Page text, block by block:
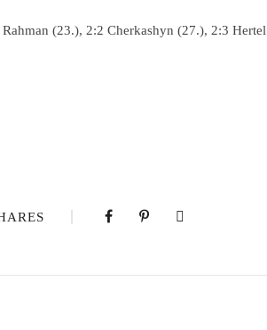
(23.), 2:2 Cherkashyn (27.), 2:3